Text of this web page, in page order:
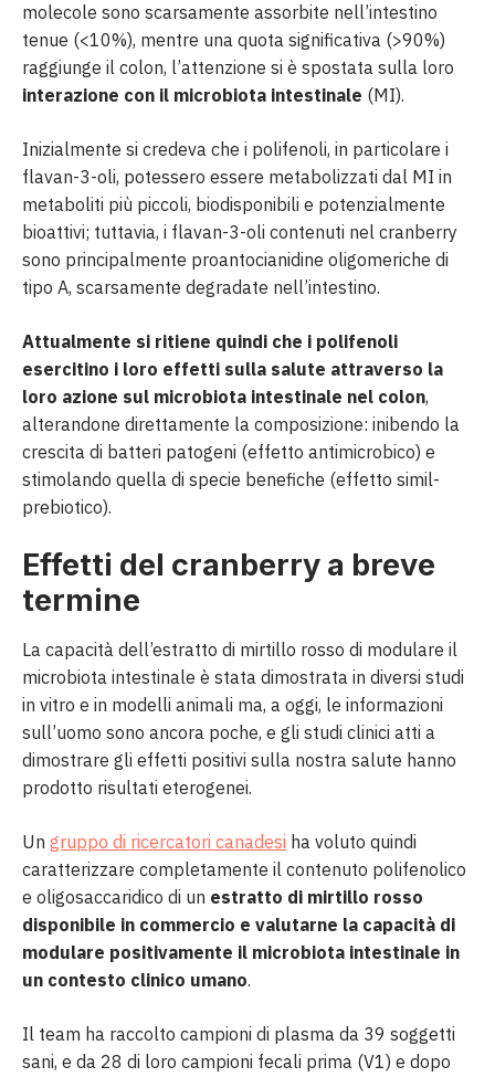
molecole sono scarsamente assorbite nell’intestino
tenue (<10%), mentre una quota significativa (>90%)
raggiunge il colon, l’attenzione si è spostata sulla loro
interazione con il microbiota intestinale (MI).
Inizialmente si credeva che i polifenoli, in particolare i
flavan-3-oli, potessero essere metabolizzati dal MI in
metaboliti più piccoli, biodisponibili e potenzialmente
bioattivi; tuttavia, i flavan-3-oli contenuti nel cranberry
sono principalmente proantocianidine oligomeriche di
tipo A, scarsamente degradate nell’intestino.
Attualmente si ritiene quindi che i polifenoli
esercitino i loro effetti sulla salute attraverso la
loro azione sul microbiota intestinale nel colon,
alterandone direttamente la composizione: inibendo la
crescita di batteri patogeni (effetto antimicrobico) e
stimolando quella di specie benefiche (effetto simil-
prebiotico).
Effetti del cranberry a breve
termine
La capacità dell’estratto di mirtillo rosso di modulare il
microbiota intestinale è stata dimostrata in diversi studi
in vitro e in modelli animali ma, a oggi, le informazioni
sull’uomo sono ancora poche, e gli studi clinici atti a
dimostrare gli effetti positivi sulla nostra salute hanno
prodotto risultati eterogenei.
Un gruppo di ricercatori canadesi ha voluto quindi
caratterizzare completamente il contenuto polifenolico
e oligosaccaridico di un estratto di mirtillo rosso
disponibile in commercio e valutarne la capacità di
modulare positivamente il microbiota intestinale in
un contesto clinico umano.
Il team ha raccolto campioni di plasma da 39 soggetti
sani, e da 28 di loro campioni fecali prima (V1) e dopo